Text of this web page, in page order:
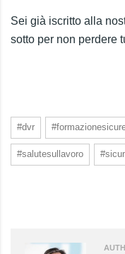
Sei già iscritto alla
sotto per non perdere
#dvr
#salutesullavoro